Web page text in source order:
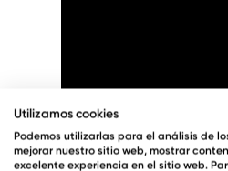
Utilizamos cookies
Podemos utilizarlas para el análisis de
mejorar nuestro sitio web, mostrar
excelente experiencia en el sitio web.